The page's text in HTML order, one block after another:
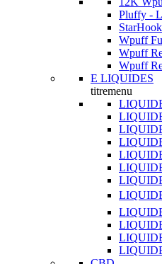
Pluffy -
Wpuff
Wpuff
Wpuff
E LIQUIDES
titremenu